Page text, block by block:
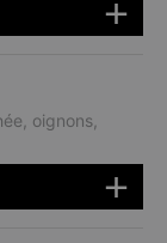
oignons,